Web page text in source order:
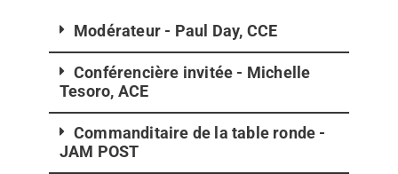
Modérateur - Paul Day, CCE
Conférencière invitée - Michelle
Tesoro, ACE
Commanditaire de la table ronde -
JAM POST